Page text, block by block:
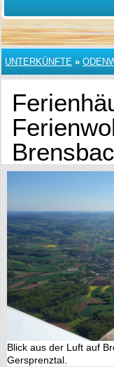
UNTERKÜNFTE »
Blick aus der Luft auf
Gersprenztal.